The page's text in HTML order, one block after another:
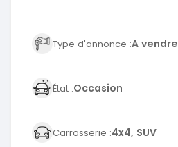
Type d'annonce :A vendre
État :Occasion
Carrosserie :4x4, SUV